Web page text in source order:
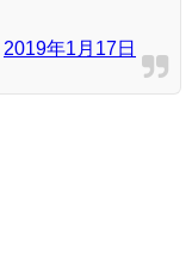
2019年1月17日